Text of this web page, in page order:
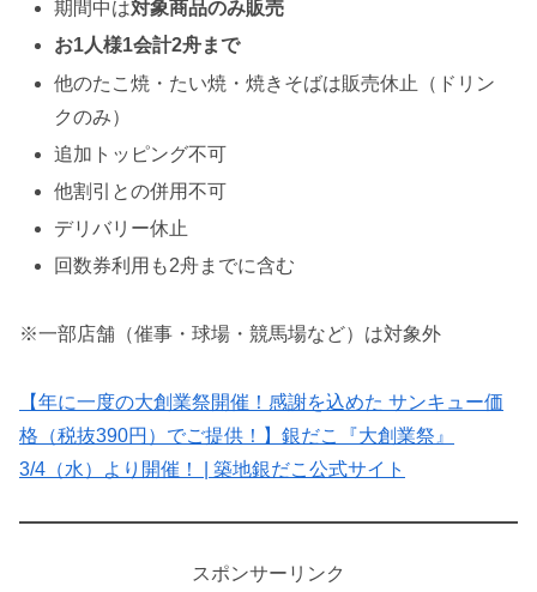
期間中は対象商品のみ販売
お1人様1会計2舟まで
他のたこ焼・たい焼・焼きそばは販売休止（ドリン
クのみ）
追加トッピング不可
他割引との併用不可
デリバリー休止
回数券利用も2舟までに含む
※一部店舗（催事・球場・競馬場など）は対象外
【年に一度の大創業祭開催！感謝を込めた サンキュー価
格（税抜390円）でご提供！】銀だこ『大創業祭』
3/4（水）より開催！ | 築地銀だこ公式サイト
スポンサーリンク